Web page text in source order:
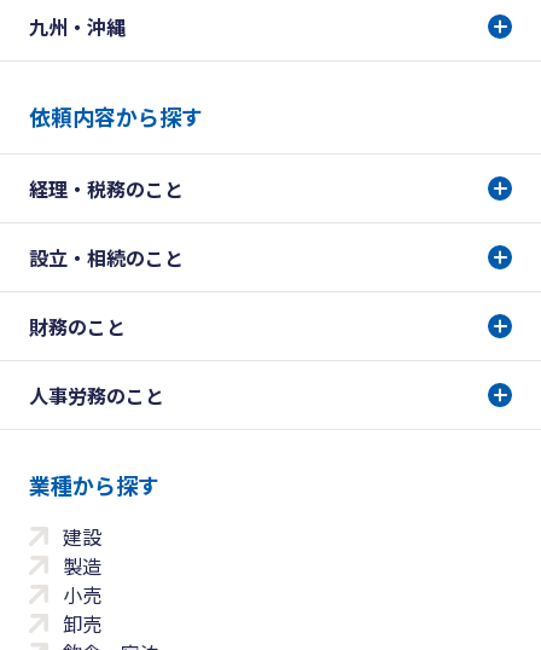
九州・沖縄
依頼内容から探す
経理・税務のこと
設立・相続のこと
財務のこと
人事労務のこと
業種から探す
建設
製造
小売
卸売